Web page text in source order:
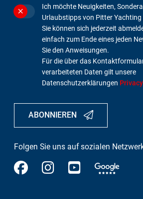
Ich möchte Neuigkeiten,
Urlaubstipps von Pitter Yachting
Sie können sich jederzeit
einfach zum Ende eines jeden
Sie den Anweisungen.
Für die über das
verarbeiteten Daten gilt unsere
Datenschutzerklärungen
ABONNIEREN
Folgen Sie uns auf sozialen